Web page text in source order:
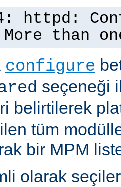
httpd:
than
configure
seçeneği
belirtilerek
tüm
bir MPM
olarak